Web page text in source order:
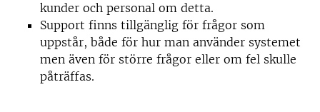
kunder och personal om detta.
Support finns tillgänglig för frågor som
uppstår, både för hur man använder systemet
men även för större frågor eller om fel skulle
påträffas.